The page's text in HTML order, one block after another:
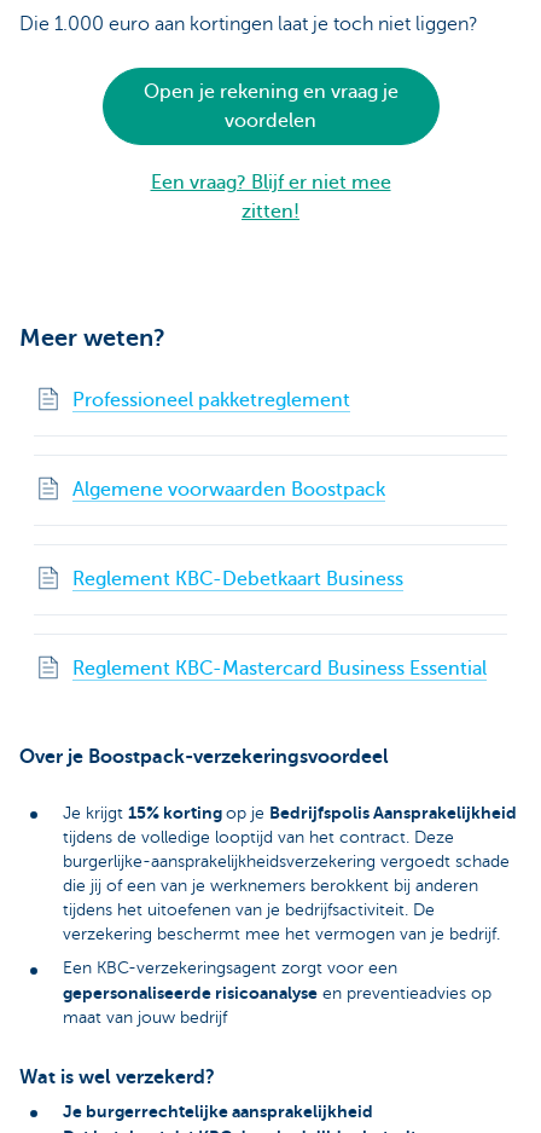
Die 1.000 euro aan kortingen laat je toch niet liggen?
Open je rekening en vraag je
voordelen
Een vraag? Blijf er niet mee
zitten!
Meer weten?
Professioneel pakketreglement
Algemene voorwaarden Boostpack
Reglement KBC-Debetkaart Business
Reglement KBC-Mastercard Business Essential
Over je Boostpack-verzekeringsvoordeel
Je krijgt 15% korting op je Bedrijfspolis Aansprakelijkheid
tijdens de volledige looptijd van het contract. Deze
burgerlijke-aansprakelijkheidsverzekering vergoedt schade
die jij of een van je werknemers berokkent bij anderen
tijdens het uitoefenen van je bedrijfsactiviteit. De
verzekering beschermt mee het vermogen van je bedrijf.
Een KBC-verzekeringsagent zorgt voor een
gepersonaliseerde risicoanalyse en preventieadvies op
maat van jouw bedrijf
Wat is wel verzekerd?
Je burgerrechtelijke aansprakelijkheid